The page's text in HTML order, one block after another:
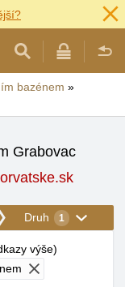
bazénem »
Grabovac
Druh 1
výše)